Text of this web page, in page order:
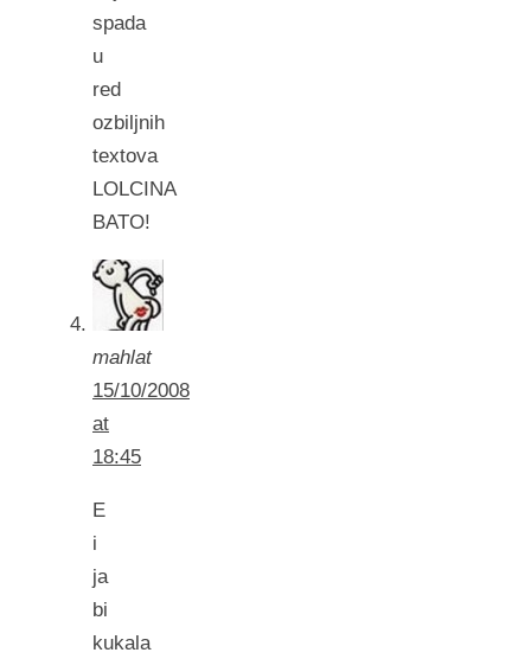
spada
u
red
ozbiljnih
textova
LOLCINA
BATO!
mahlat
15/10/2008
at
18:45
E
i
ja
bi
kukala